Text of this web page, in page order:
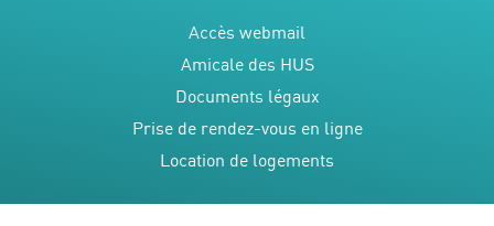
Accès webmail
Amicale des HUS
Documents légaux
Prise de rendez-vous en ligne
Location de logements